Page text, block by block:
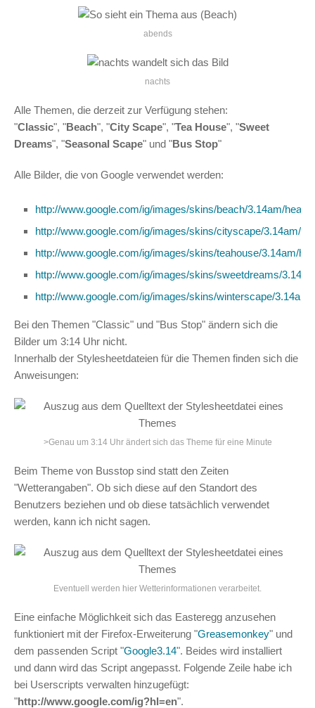
abends
nachts
Alle Themen, die derzeit zur Verfügung stehen:
"Classic", "Beach", "City Scape", "Tea House", "Sweet
Dreams", "Seasonal Scape" und "Bus Stop"
Alle Bilder, die von Google verwendet werden:
http://www.google.com/ig/images/skins/beach/3.14am/
http://www.google.com/ig/images/skins/cityscape/3.14am/
http://www.google.com/ig/images/skins/teahouse/3.14am/
http://www.google.com/ig/images/skins/sweetdreams/
http://www.google.com/ig/images/skins/winterscape/3.14am/
Bei den Themen "Classic" und "Bus Stop" ändern sich die
Bilder um 3:14 Uhr nicht.
Innerhalb der Stylesheetdateien für die Themen finden sich die
Anweisungen:
>Genau um 3:14 Uhr ändert sich das Theme für eine Minute
Beim Theme von Busstop sind statt den Zeiten
"Wetterangaben". Ob sich diese auf den Standort des
Benutzers beziehen und ob diese tatsächlich verwendet
werden, kann ich nicht sagen.
Eventuell werden hier Wetterinformationen verarbeitet.
Eine einfache Möglichkeit sich das Easteregg anzusehen
funktioniert mit der Firefox-Erweiterung "Greasemonkey" und
dem passenden Script "Google3.14". Beides wird installiert
und dann wird das Script angepasst. Folgende Zeile habe ich
bei Userscripts verwalten hinzugefügt:
"http://www.google.com/ig?hl=en".